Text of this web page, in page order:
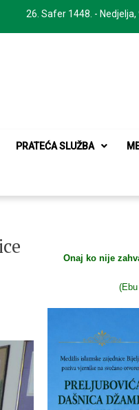
26. Safer 1448. - Nedjelja,
PRATEĆA SLUŽBA
Onaj ko nije